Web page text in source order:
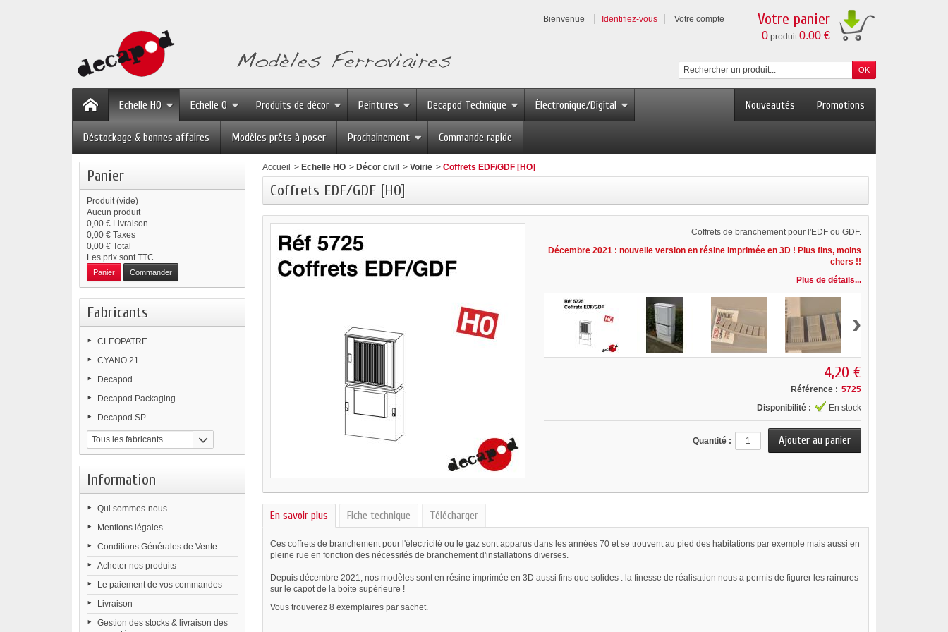
Bienvenue Identifiez-vous Votre compte Votre panier
0 produit0.00 €
Promotions
Nouveautés
Echelle HO Echelle O Produits de décor Peintures Decapod Technique Électronique/Digital
Déstockage & bonnes affaires Modèles prêts à poser Prochainement Commande rapide
Panier
Produit (vide)
Aucun produit
0,00 € Livraison
0,00 € Taxes
0,00 € Total
Les prix sont TTC
Panier Commander
Fabricants
CLEOPATRE
CYANO 21
Decapod
Decapod Packaging
Decapod SP
Tous les fabricants
Information
Qui sommes-nous
Mentions légales
Conditions Générales de Vente
Acheter nos produits
Le paiement de vos commandes
Livraison
Gestion des stocks & livraison des
Accueil > Echelle HO > Décor civil > Voirie > Coffrets EDF/GDF [HO]
Coffrets EDF/GDF [HO]
Coffrets de branchement pour l'EDF ou GDF.
Décembre 2021 : nouvelle version en résine imprimée en 3D ! Plus fins, moins
chers !!
Plus de détails...
›
4,20 €
Référence : 5725
Disponibilité :
En stock
Quantité :
En savoir plus Fiche technique Télécharger
Ces coffrets de branchement pour l'électricité ou le gaz sont apparus dans les années 70 et se trouvent au pied des habitations par exemple mais aussi en
pleine rue en fonction des nécessités de branchement d'installations diverses.
Depuis décembre 2021, nos modèles sont en résine imprimée en 3D aussi fins que solides : la finesse de réalisation nous a permis de figurer les rainures
sur le capot de la boite supérieure !
Vous trouverez 8 exemplaires par sachet.